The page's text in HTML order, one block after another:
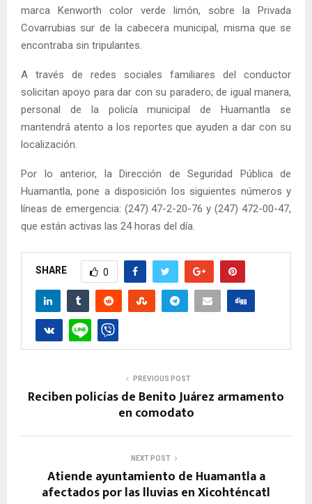
marca Kenworth color verde limón, sobre la Privada
Covarrubias sur de la cabecera municipal, misma que se
encontraba sin tripulantes.
A través de redes sociales familiares del conductor
solicitan apoyo para dar con su paradero; de igual manera,
personal de la policía municipal de Huamantla se
mantendrá atento a los reportes que ayuden a dar con su
localización.
Por lo anterior, la Dirección de Seguridad Pública de
Huamantla, pone a disposición los siguientes números y
líneas de emergencia: (247) 47-2-20-76 y (247) 472-00-47,
que están activas las 24 horas del día.
SHARE 0
PREVIOUS POST
Reciben policías de Benito Juárez armamento
en comodato
NEXT POST
Atiende ayuntamiento de Huamantla a
afectados por las lluvias en Xicohténcatl